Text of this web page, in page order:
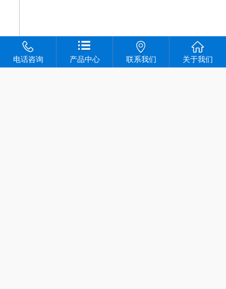
电话咨询 产品中心 联系我们 关于我们